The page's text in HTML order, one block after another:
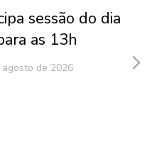
sessão do dia
as 13h
agosto de 2026